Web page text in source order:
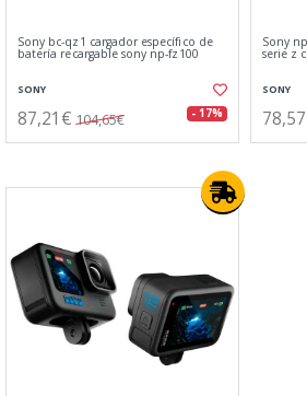
Sony bc-qz1 cargador específico de
batería recargable sony np-fz100
SONY
87,21€ 104,65€ - 17%
Sony
serie z
SONY